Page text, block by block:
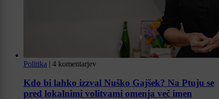
Politika | 4 komentarjev
Kdo bi lahko izzval Nuško Gajšek? Na Ptuju se
pred lokalnimi volitvami omenja več imen